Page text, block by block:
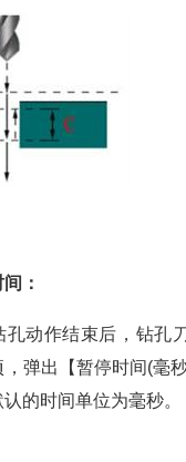
：
孔动作结束后，钻孔
弹出【暂停时间(毫
的时间单位为毫秒。